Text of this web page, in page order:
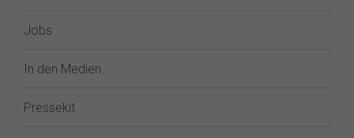
Jobs
In den Medien
Pressekit